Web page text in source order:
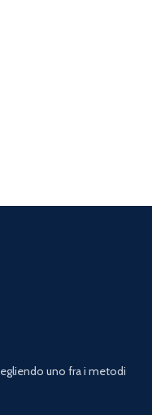
uno fra i metodi